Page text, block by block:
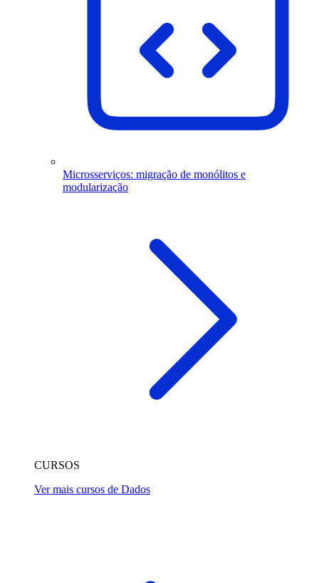
Microsserviços: migração de monólitos e
modularização
CURSOS
Ver mais cursos de Dados